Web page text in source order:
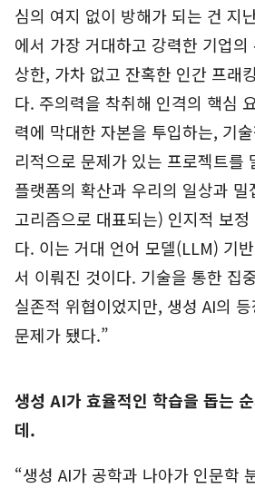
심의 여지 없이 방해가 되는 건 지
에서 가장 거대하고 강력한 기업
상한, 가차 없고 잔혹한 인간 프래
다. 주의력을 착취해 인격의 핵심
력에 막대한 자본을 투입하는, 기
리적으로 문제가 있는 프로젝트를
플랫폼의 확산과 우리의 일상과
고리즘으로 대표되는) 인지적 보
다. 이는 거대 언어 모델(LLM) 기
서 이뤄진 것이다. 기술을 통한 집
실존적 위협이었지만, 생성 AI의
문제가 됐다.”
생성 AI가 효율적인 학습을 돕는
데.
“생성 AI가 공학과 나아가 인문학